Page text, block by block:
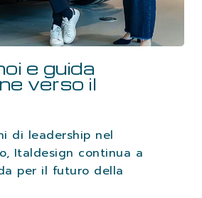
NOI
e guida
verso il
di leadership nel
Italdesign continua a
per il futuro della